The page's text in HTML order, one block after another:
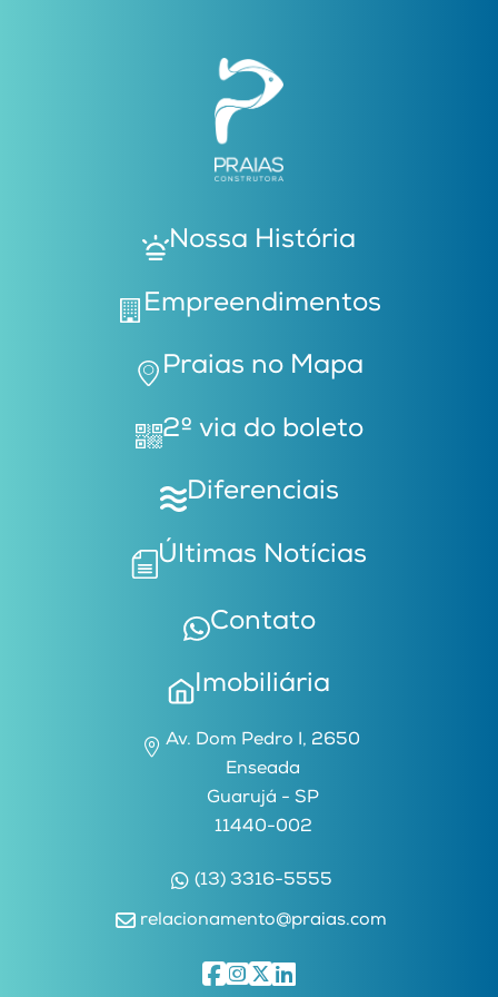
Nossa História
Empreendimentos
Praias no Mapa
2º via do boleto
Diferenciais
Últimas Notícias
Contato
Imobiliária
Av. Dom Pedro I, 2650
Enseada
Guarujá - SP
11440-002
(13) 3316-5555
relacionamento@praias.com